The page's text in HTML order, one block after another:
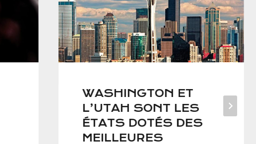
WASHINGTON ET
L’UTAH SONT LES
ÉTATS DOTÉS DES
MEILLEURES